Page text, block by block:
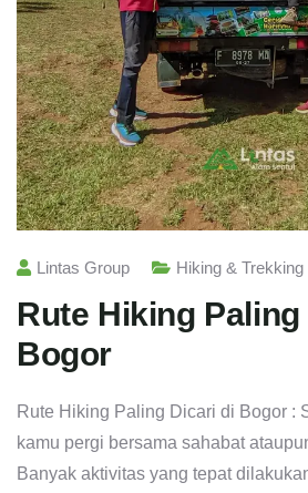
Lintas Group Hiking & Trekking
Rute Hiking
Bogor
Rute Hiking Paling Dicari di Bogor :
kamu pergi bersama sahabat
Banyak aktivitas yang tepat